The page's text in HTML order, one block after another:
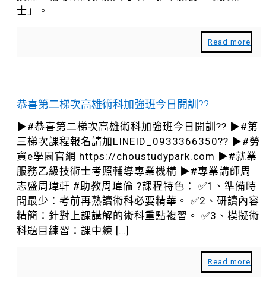
士」。
Read more
恭喜第二梯次高雄術科加強班今日開訓??
▶#恭喜第二梯次高雄術科加強班今日開訓?? ▶#第
三梯次課程報名請加LINEID_0933366350?? ▶#勞
資e學園官網 https://choustudypark.com ▶#就業
服務乙級技術士考照輔導專業機構 ▶#專業講師周
志盛周瑋軒 #助教周瑋倫 ?課程特色： ✅1、準備時
間最少：考前再熟讀術科必要精華。 ✅2、研讀內容
精簡：針對上課講解的術科重點複習。 ✅3、模擬術
科題目練習：課中練 […]
Read more